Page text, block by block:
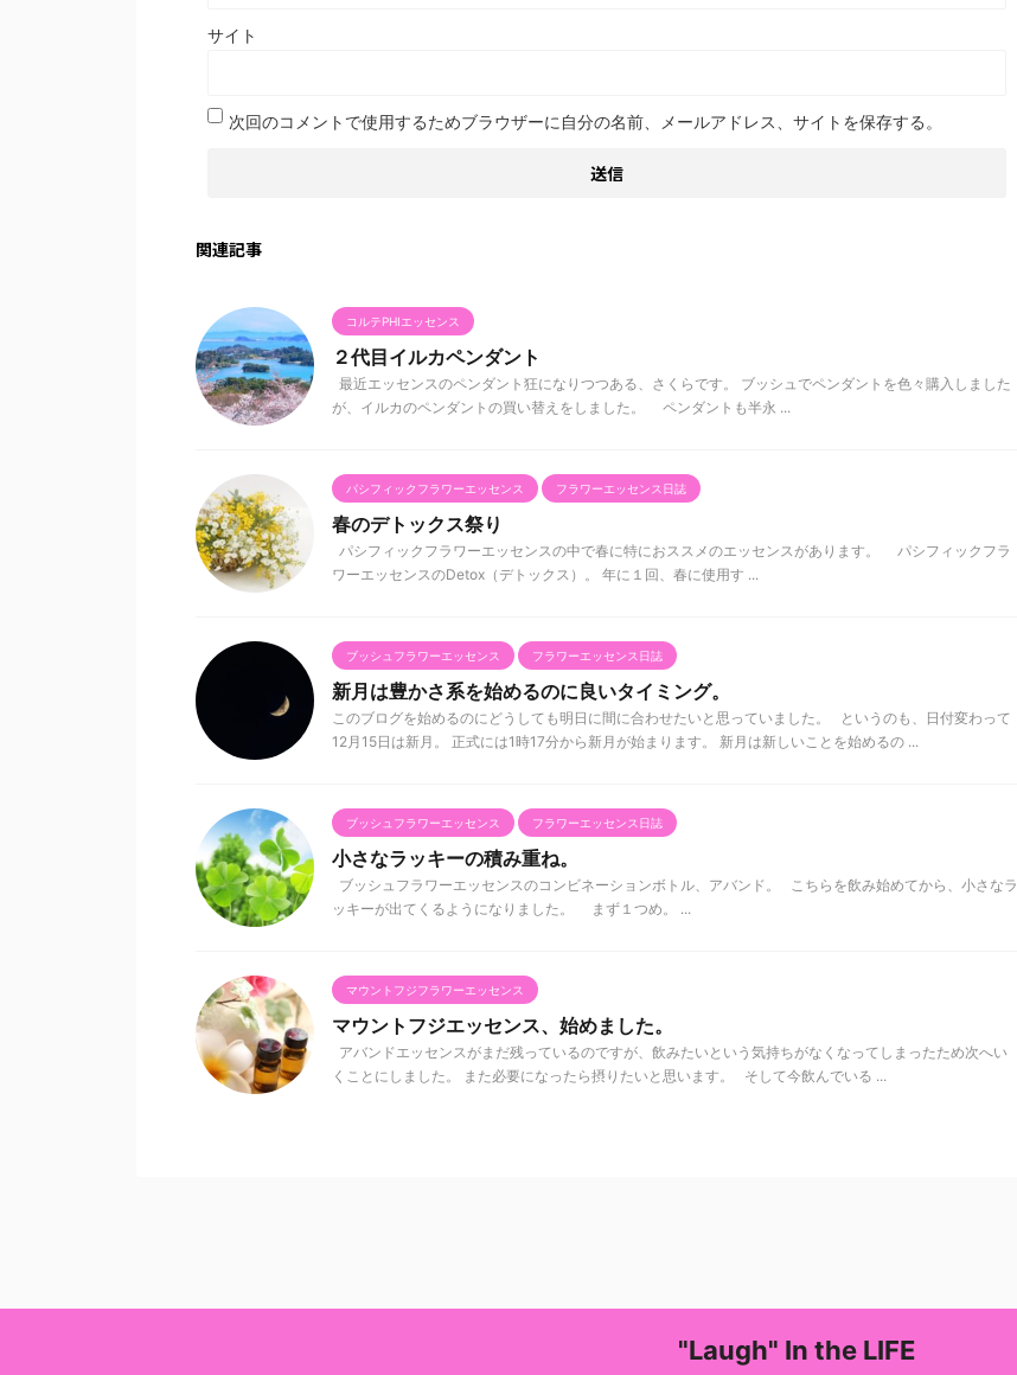
サイト
次回のコメントで使用するためブラウザーに自分の名前、メールアドレス、サイトを保存する。
関連記事
コルテPHIエッセンス
２代目イルカペンダント
最近エッセンスのペンダント狂になりつつある、さくらです。 ブッシュでペンダントを色々購入しました
が、イルカのペンダントの買い替えをしました。 ペンダントも半永 ...
パシフィックフラワーエッセンス フラワーエッセンス日誌
春のデトックス祭り
パシフィックフラワーエッセンスの中で春に特におススメのエッセンスがあります。 パシフィックフラ
ワーエッセンスのDetox（デトックス）。 年に１回、春に使用す ...
ブッシュフラワーエッセンス フラワーエッセンス日誌
新月は豊かさ系を始めるのに良いタイミング。
このブログを始めるのにどうしても明日に間に合わせたいと思っていました。 というのも、日付変わって
12月15日は新月。 正式には1時17分から新月が始まります。 新月は新しいことを始めるの ...
ブッシュフラワーエッセンス フラワーエッセンス日誌
小さなラッキーの積み重ね。
ブッシュフラワーエッセンスのコンビネーションボトル、アバンド。 こちらを飲み始めてから、小さなラ
ッキーが出てくるようになりました。 まず１つめ。 ...
マウントフジフラワーエッセンス
マウントフジエッセンス、始めました。
アバンドエッセンスがまだ残っているのですが、飲みたいという気持ちがなくなってしまったため次へい
くことにしました。 また必要になったら摂りたいと思います。 そして今飲んでいる ...
"Laugh" In the LIFE